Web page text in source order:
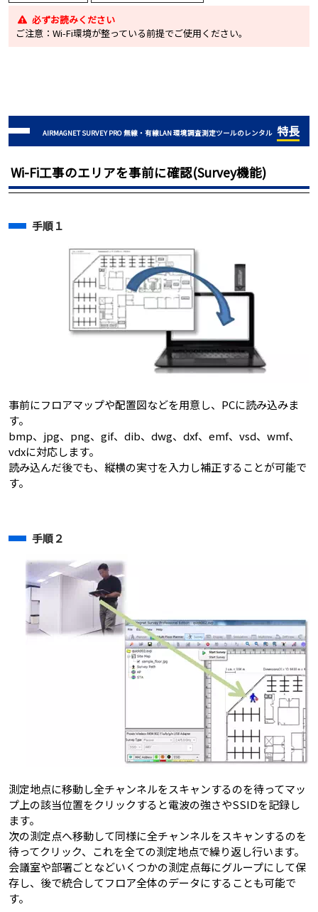
必ずお読みください
ご注意：Wi-Fi環境が整っている前提でご使用ください。
AIRMAGNET SURVEY PRO 無線・有線LAN 環境調査測定ツールのレンタル 特長
Wi-Fi工事のエリアを事前に確認(Survey機能)
手順１
事前にフロアマップや配置図などを用意し、PCに読み込みま
す。
bmp、jpg、png、gif、dib、dwg、dxf、emf、vsd、wmf、
vdxに対応します。
読み込んだ後でも、縦横の実寸を入力し補正することが可能で
す。
手順２
測定地点に移動し全チャンネルをスキャンするのを待ってマッ
プ上の該当位置をクリックすると電波の強さやSSIDを記録し
ます。
次の測定点へ移動して同様に全チャンネルをスキャンするのを
待ってクリック、これを全ての測定地点で繰り返し行います。
会議室や部署ごとなどいくつかの測定点毎にグループにして保
存し、後で統合してフロア全体のデータにすることも可能で
す。